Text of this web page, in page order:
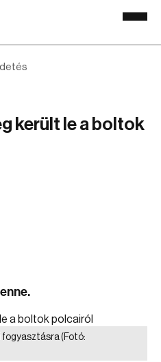
került le a boltok
fogyasztásra(Fotó: